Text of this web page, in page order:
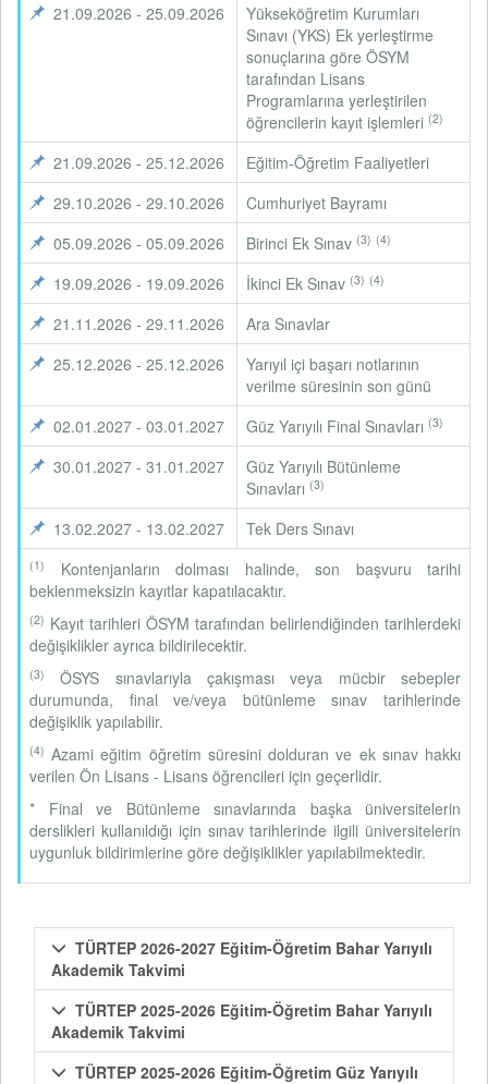
21.09.2026 - 25.09.2026
Yükseköğretim Kurumları
Sınavı (YKS) Ek yerleştirme
sonuçlarına göre ÖSYM
tarafından Lisans
Programlarına yerleştirilen
öğrencilerin kayıt işlemleri (2)
21.09.2026 - 25.12.2026
Eğitim-Öğretim Faaliyetleri
29.10.2026 - 29.10.2026
Cumhuriyet Bayramı
05.09.2026 - 05.09.2026
Birinci Ek Sınav (3) (4)
19.09.2026 - 19.09.2026 İkinci Ek Sınav (3) (4)
21.11.2026 - 29.11.2026
Ara Sınavlar
25.12.2026 - 25.12.2026
Yarıyıl içi başarı notlarının
verilme süresinin son günü
02.01.2027 - 03.01.2027
Güz Yarıyılı Final Sınavları (3)
30.01.2027 - 31.01.2027
Güz Yarıyılı Bütünleme
Sınavları (3)
13.02.2027 - 13.02.2027 Tek Ders Sınavı
(1)
Kontenjanların dolması halinde, son başvuru tarihi
beklenmeksizin kayıtlar kapatılacaktır.
(2) Kayıt tarihleri ÖSYM tarafından belirlendiğinden tarihlerdeki
değişiklikler ayrıca bildirilecektir.
(3)
ÖSYS sınavlarıyla çakışması veya mücbir sebepler
durumunda, final ve/veya bütünleme sınav tarihlerinde
değişiklik yapılabilir.
(4) Azami eğitim öğretim süresini dolduran ve ek sınav hakkı
verilen Ön Lisans - Lisans öğrencileri için geçerlidir.
* Final ve Bütünleme sınavlarında başka üniversitelerin
derslikleri kullanıldığı için sınav tarihlerinde ilgili üniversitelerin
uygunluk bildirimlerine göre değişiklikler yapılabilmektedir.
TÜRTEP 2026-2027 Eğitim-Öğretim Bahar Yarıyılı
Akademik Takvimi
TÜRTEP 2025-2026 Eğitim-Öğretim Bahar Yarıyılı
Akademik Takvimi
TÜRTEP 2025-2026 Eğitim-Öğretim Güz Yarıyılı